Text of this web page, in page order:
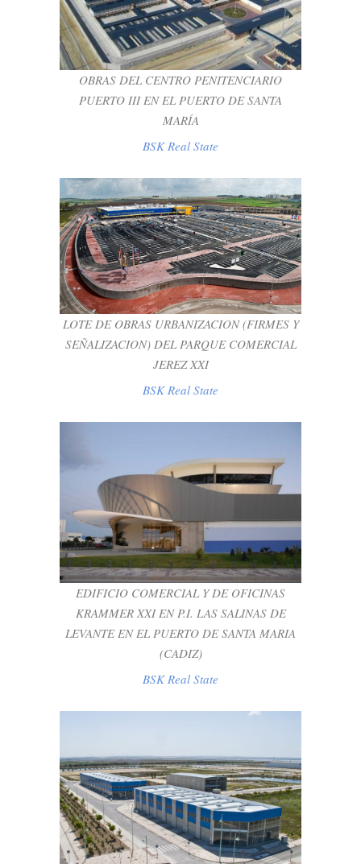
OBRAS DEL CENTRO PENITENCIARIO
PUERTO III EN EL PUERTO DE SANTA
MARÍA
BSK Real State
OBRAS DEL CENTRO PENITENCIARIO
PUERTO III EN EL PUERTO DE SANTA
MARÍA
BSK Real State
LOTE DE OBRAS URBANIZACION
(FIRMES Y SEÑALIZACION) DEL PARQUE
COMERCIAL JEREZ XXI
BSK Real State
LOTE DE OBRAS URBANIZACION (FIRMES Y
SEÑALIZACION) DEL PARQUE COMERCIAL
JEREZ XXI
BSK Real State
EDIFICIO COMERCIAL Y DE OFICINAS
KRAMMER XXI EN P.I. LAS SALINAS DE
LEVANTE EN EL PUERTO DE SANTA
MARIA (CADIZ)
BSK Real State
EDIFICIO COMERCIAL Y DE OFICINAS
KRAMMER XXI EN P.I. LAS SALINAS DE
LEVANTE EN EL PUERTO DE SANTA MARIA
(CADIZ)
BSK Real State
OBRAS DE CONSTRUCCION DE
CONJUNTO DE NAVES NIDO EN LAS
PARCELAS 288, 289, 295 Y 297 DEL P.I.